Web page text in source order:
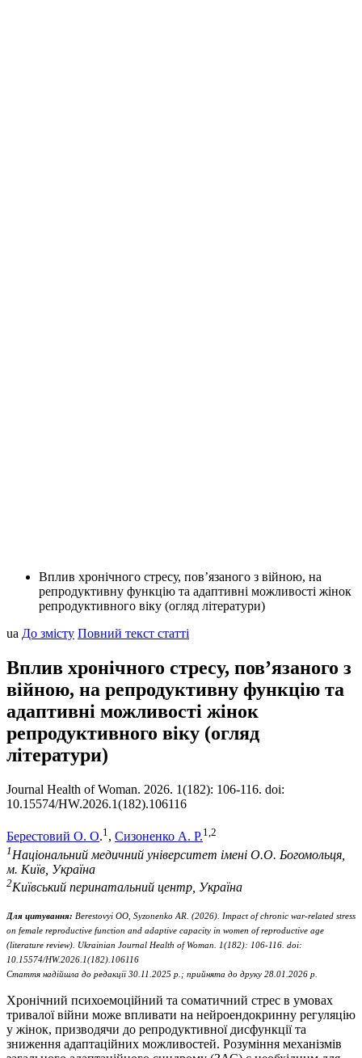
Вплив хронічного стресу, пов’язаного з війною, на
репродуктивну функцію та адаптивні можливості жінок
репродуктивного віку (огляд літератури)
ua До змісту Повний текст статті
Вплив хронічного стресу, пов’язаного з
війною, на репродуктивну функцію та
адаптивні можливості жінок
репродуктивного віку (огляд
літератури)
Journal Health of Woman. 2026. 1(182): 106-116. doi:
10.15574/HW.2026.1(182).106116
Берестовий О. О.1, Сизоненко А. Р.1,2
1 Національний медичний університет імені О.О. Богомольця,
м. Київ, Україна
2Київський перинатальний центр, Україна
Для цитування: Berestovyi OO Syzonenko AR (2026). Impact of chronic war-related stress
on female reproductive function and adaptive capacity in women of reproductive age
(literature review). Ukrainian Journal Health of Woman. 1(182): 106-116. doi:
10.15574/HW.2026.1(182).106116
Стаття надійшла до редакції30 .11 .2025 р.; прийнята до друку 28.01 .2026 р.
Хронічний психоемоційний та соматичний стрес в умовах
тривалої війни може впливати на нейроендокринну регуляцію
у жінок, призводячи до репродуктивної дисфункції та
зниження адаптаційних можливостей. Розуміння механізмів